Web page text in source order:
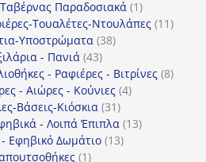
προϊόντα
Παραδοσιακά 11
προϊόν
Τουαλέτες-Ντουλάπες 1111
Υποστρώματα 3838
- Πανιά 4343
προϊόντα
- Ραφιέρες - Βιτρίνες 88
- Αιώρες - Κούνιες 44
Βάσεις-Κιόσκια 3131
προϊόντα
- Λοιπά Έπιπλα 1313
- Εφηβικό Δωμάτιο 1313
11